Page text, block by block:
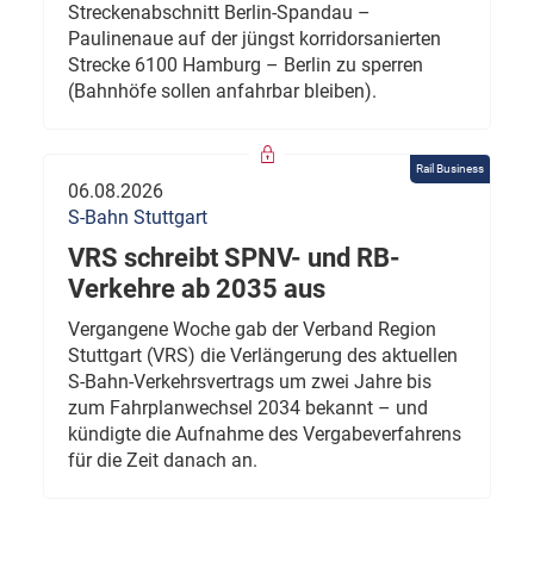
Streckenabschnitt Berlin-Spandau –
Paulinenaue auf der jüngst korridorsanierten
Strecke 6100 Hamburg – Berlin zu sperren
(Bahnhöfe sollen anfahrbar bleiben).
Rail Business
06.08.2026
S-Bahn Stuttgart
VRS schreibt SPNV- und RB-
Verkehre ab 2035 aus
Vergangene Woche gab der Verband Region
Stuttgart (VRS) die Verlängerung des aktuellen
S-Bahn-Verkehrsvertrags um zwei Jahre bis
zum Fahrplanwechsel 2034 bekannt – und
kündigte die Aufnahme des Vergabeverfahrens
für die Zeit danach an.